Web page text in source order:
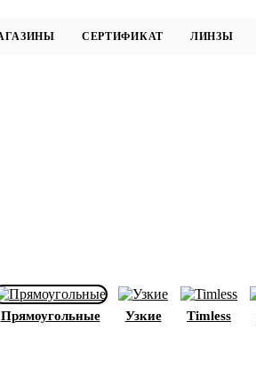
Прямоугольные Узкие Timless